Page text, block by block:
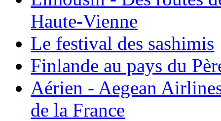
Haute-Vienne
Le festival des sashimis
Finlande au pays du
Aérien - Aegean
de la France